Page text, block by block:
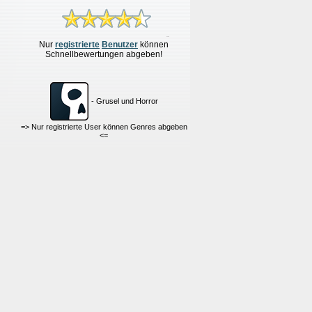
Nur registrierte Benutzer können
Schnellbewertungen abgeben!
- Grusel und Horror
=> Nur registrierte User können Genres abgeben
<=